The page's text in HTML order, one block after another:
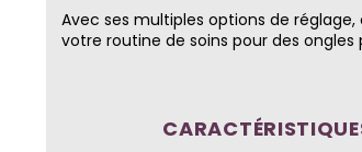
Avec ses multiples options de
votre routine de soins pour des